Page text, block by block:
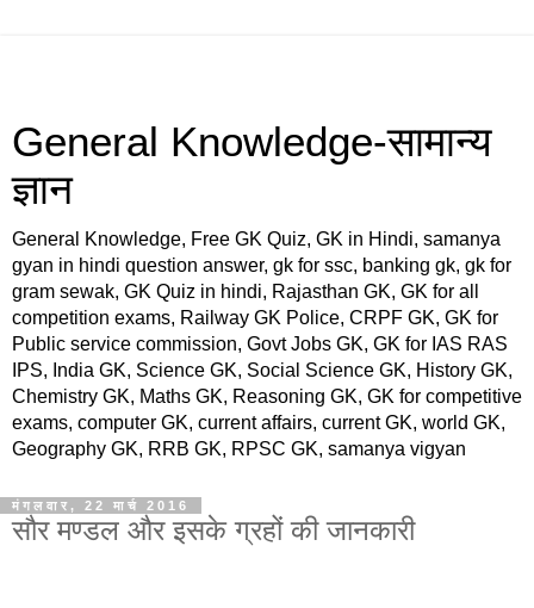
General Knowledge-सामान्य
ज्ञान
General Knowledge, Free GK Quiz, GK in Hindi, samanya
gyan in hindi question answer, gk for ssc, banking gk, gk for
gram sewak, GK Quiz in hindi, Rajasthan GK, GK for all
competition exams, Railway GK Police, CRPF GK, GK for
Public service commission, Govt Jobs GK, GK for IAS RAS
IPS, India GK, Science GK, Social Science GK, History GK,
Chemistry GK, Maths GK, Reasoning GK, GK for competitive
exams, computer GK, current affairs, current GK, world GK,
Geography GK, RRB GK, RPSC GK, samanya vigyan
मंगलवार, 22 मार्च 2016
सौर मण्डल और इसके ग्रहों की जानकारी